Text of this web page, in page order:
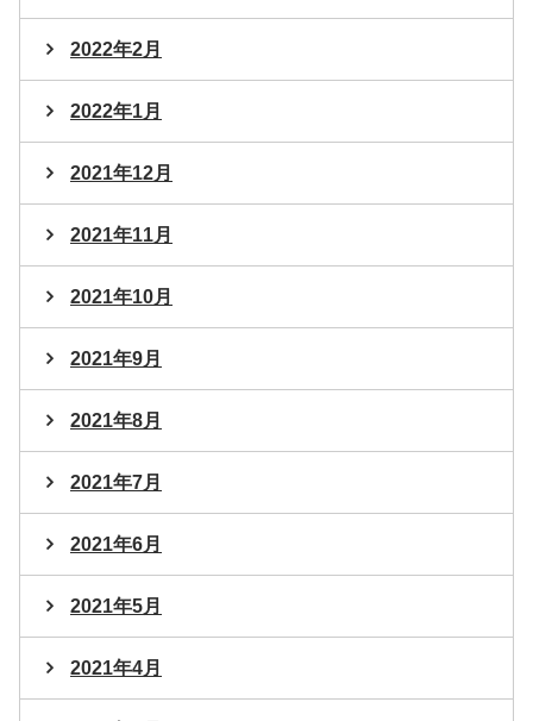
2022年2月
2022年1月
2021年12月
2021年11月
2021年10月
2021年9月
2021年8月
2021年7月
2021年6月
2021年5月
2021年4月